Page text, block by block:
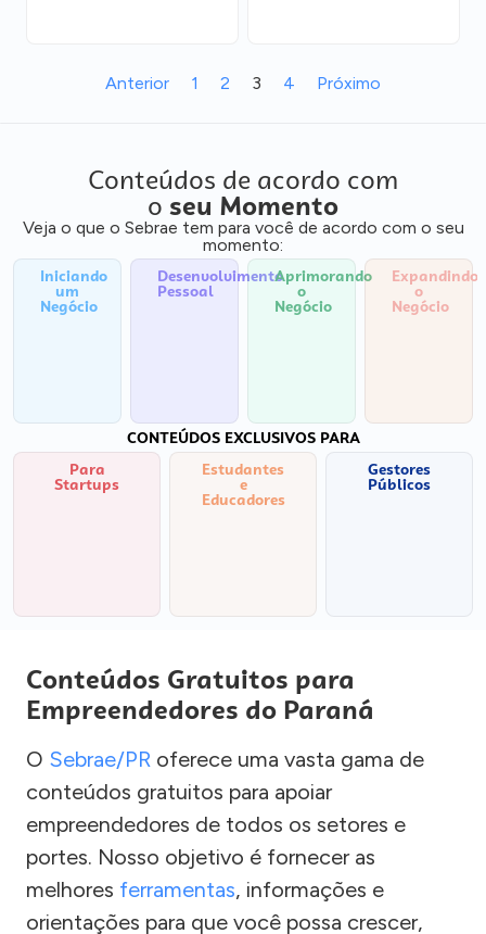
Anterior 1 2 3 4 Próximo
Conteúdos de acordo com
o seu Momento
Veja o que o Sebrae tem para você de acordo com o seu
momento:
Iniciando
um
Negócio
Desenvolvimento
Pessoal
Aprimorando
o
Negócio
Expandindo
o
Negócio
CONTEÚDOS EXCLUSIVOS PARA
Para
Startups
Estudantes
e
Educadores
Gestores
Públicos
Conteúdos Gratuitos para
Empreendedores do Paraná
O Sebrae/PR oferece uma vasta gama de
conteúdos gratuitos para apoiar
empreendedores de todos os setores e
portes. Nosso objetivo é fornecer as
melhores ferramentas, informações e
orientações para que você possa crescer,